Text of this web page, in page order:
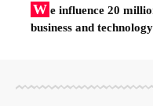
W e influence 20
business and